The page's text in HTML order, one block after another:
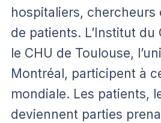
hospitaliers, chercheurs
de patients. L’Institut du
le CHU de Toulouse,
Montréal, participent à
mondiale. Les patients,
deviennent parties